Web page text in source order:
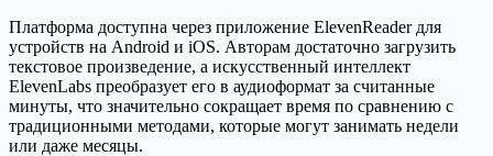
Платформа доступна через приложение ElevenReader для
устройств на Android и iOS. Авторам достаточно загрузить
текстовое произведение, а искусственный интеллект
ElevenLabs преобразует его в аудиоформат за считанные
минуты, что значительно сокращает время по сравнению с
традиционными методами, которые могут занимать недели
или даже месяцы.